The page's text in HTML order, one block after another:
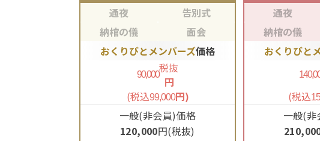
通夜
告別式
納棺の儀
面会
おくりびとメンバーズ価格
90,000税抜
円
(税込99,000円)
一般(非会員)価格
120,000円(税抜)
通夜
納棺の儀
おくりびと
(税込
一般(非